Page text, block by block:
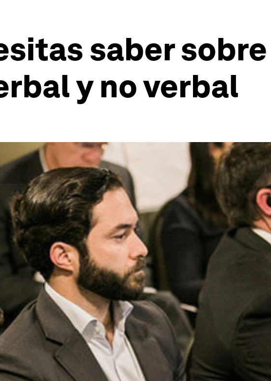
saber sobre
y no verbal